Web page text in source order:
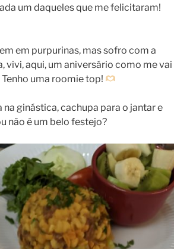
um daqueles que me felicitaram!
em purpurinas, mas sofro com a
vivi, aqui, um aniversário como me vai
uma roomie top!
ginástica, cachupa para o jantar e
não é um belo festejo?